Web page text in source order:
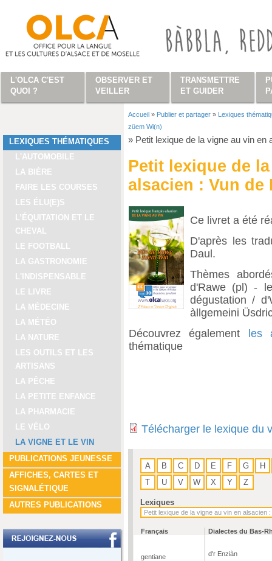
LEXIQUES THÉMATIQUES
L'AUTOMOBILE
LA BIÈRE
FAIRE LES COURSES
LES ÉLU(E)S
L’ÉQUITATION ET LE
CHEVAL
LE FOOTBALL
LA GASTRONOMIE
L'INDISPENSABLE
LE LIVRE
LA MÉDECINE
LA MÉTÉO
LA NATURE
LES OUTILS ET LES
ARTISANS
LA PÊCHE
LA PETITE ENFANCE
LA PHARMACIE
LE VÉLO
LA VIGNE ET LE VIN
PUBLICATIONS JEUNESSE
AFFICHES, CARTES ET
SIGNALÉTIQUE
AUTRES PUBLICATIONS
Vous êtes ici
Accueil » Publier et partager » Lexiques
züem Wi(n)
» Petit lexique de la vigne au vin
Petit lexique de
alsacien : Vun de
Ce livret a été
D'après les
Daul.
Thèmes
d'Rawe (pl) -
dégustation /
àllgemeini
Découvrez également les
thématique
Télécharger le lexique du
A B C D E F G
H
T
U V W X Y Z
Lexiques
Français Dialectes du Bas-
gentiane d'r Enziàn
L'OLCA C'EST
QUOI ?
OBSERVER ET
VEILLER
TRANSMETTRE
ET GUIDER